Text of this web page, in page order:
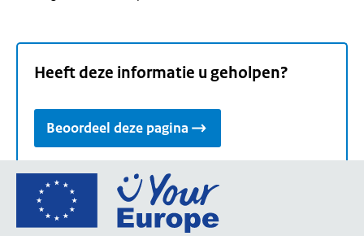
Heeft deze informatie u geholpen?
Beoordeel deze pagina
Ga
de